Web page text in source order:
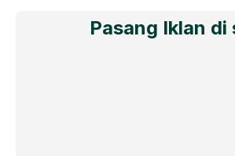
Pasang Iklan di